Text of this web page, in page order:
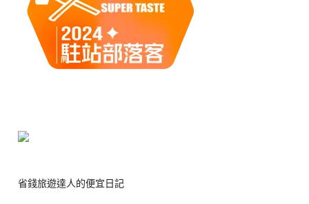
省錢旅遊達人的便宜日記